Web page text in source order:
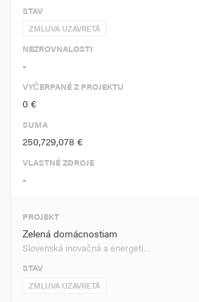
STAV
ZMLUVA UZAVRETÁ
NEZROVNALOSTI
-
VYČERPANÉ Z PROJEKTU
0 €
SUMA
250,729,078 €
VLASTNÉ ZDROJE
-
PROJEKT
Zelená domácnostiam
Slovenská inovačná a energeti…
STAV
ZMLUVA UZAVRETÁ